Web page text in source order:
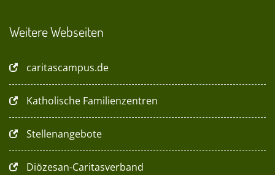
Weitere Webseiten
caritascampus.de
Katholische Familienzentren
Stellenangebote
Diözesan-Caritasverband